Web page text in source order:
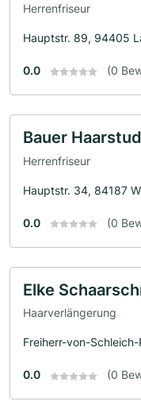
Herrenfriseur
Hauptstr. 89, 94405
0.0 (0
Bauer
Herrenfriseur
Hauptstr. 34, 84187
0.0 (0
Elke
Haarverlängerung
Freiherr-von-
0.0 (0